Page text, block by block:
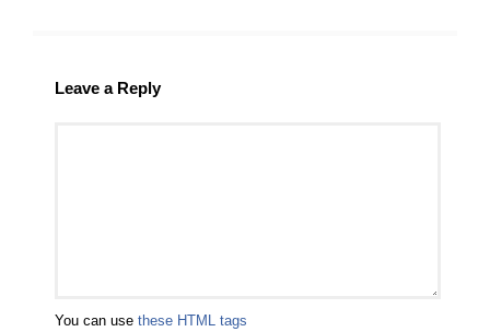
Leave a Reply
You can use these HTML tags